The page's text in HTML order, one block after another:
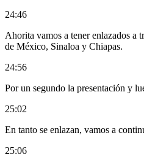
24:46
Ahorita vamos a tener enlazados a
de México, Sinaloa y Chiapas.
24:56
Por un segundo la presentación y
25:02
En tanto se enlazan, vamos a
25:06